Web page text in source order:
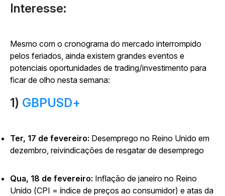
Interesse:
Mesmo com o cronograma do mercado interrompido
pelos feriados, ainda existem grandes eventos e
potenciais oportunidades de trading/investimento para
ficar de olho nesta semana:
1) GBPUSD+
Ter, 17 de fevereiro: Desemprego no Reino Unido em
dezembro, reivindicações de resgatar de desemprego
Qua, 18 de fevereiro: Inflação de janeiro no Reino
Unido (CPI = índice de preços ao consumidor) e atas da